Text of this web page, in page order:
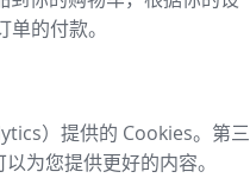
的付款。
）提供的 Cookies。第三
为您提供更好的内容。